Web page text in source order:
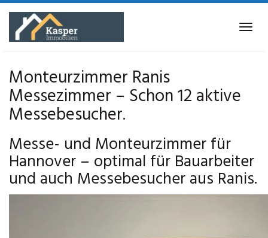
Skip
main
Monteurzimmer Ranis
Messezimmer – Schon 12 aktive
Messebesucher.
Messe- und Monteurzimmer für
Hannover – optimal für Bauarbeiter
und auch Messebesucher aus Ranis.